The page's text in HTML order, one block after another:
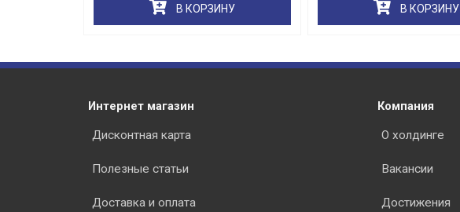
В КОРЗИНУ В КОРЗИНУ
Интернет магазин
Дисконтная карта
Полезные статьи
Доставка и оплата
Компания
О холдинге
Вакансии
Достижения